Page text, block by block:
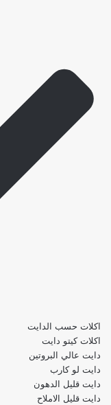
اكلات حسب الدايت
اكلات كيتو دايت
دايت عالي البروتين
دايت لو كارب
دايت قليل الدهون
دايت قليل الاملاح